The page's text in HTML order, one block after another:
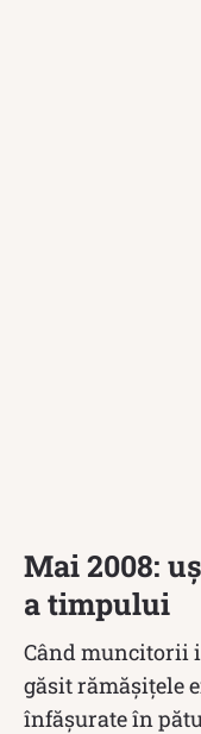
Mai 2008:
a timpului
Când muncitorii
găsit rămășițele
înfășurate în